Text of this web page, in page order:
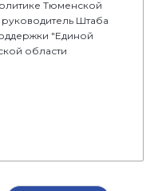
Тюменской
Штаба
"Единой
области